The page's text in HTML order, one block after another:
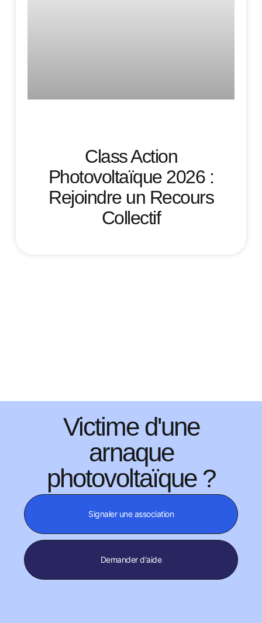
Class Action
Photovoltaïque 2026 :
Rejoindre un Recours
Collectif
Victime d'une
arnaque
photovoltaïque ?
Signaler une association
Demander d'aide